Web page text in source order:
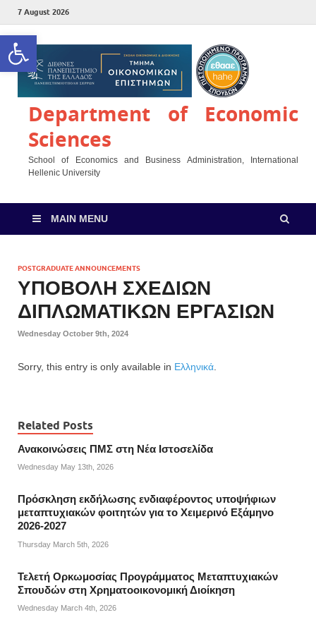
Open toolbar
7 August 2026
Department of Economic
Sciences
School of Economics and Business Administration, International
Hellenic University
MAIN MENU
POSTGRADUATE ANNOUNCEMENTS
ΥΠΟΒΟΛΗ ΣΧΕΔΙΩΝ
ΔΙΠΛΩΜΑΤΙΚΩΝ ΕΡΓΑΣΙΩΝ
Wednesday October 9th, 2024
Sorry, this entry is only available in Ελληνικά
Related Posts
Ανακοινώσεις ΠΜΣ στη Νέα Ιστοσελίδα
Wednesday May 13th, 2026
Πρόσκληση εκδήλωσης ενδιαφέροντος υποψήφιων
μεταπτυχιακών φοιτητών για το Χειμερινό Εξάμηνο
2026-2027
Thursday March 5th, 2026
Τελετή Ορκωμοσίας Προγράμματος Μεταπτυχιακών
Σπουδών στη Χρηματοοικονομική Διοίκηση
Wednesday March 4th, 2026